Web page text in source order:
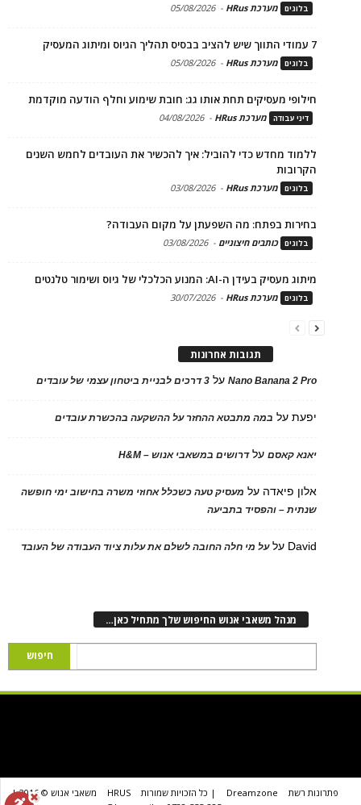
בלוגים מערכת HRus -
05/08/2026
7 עמודי התווך שיש להציב בבסיס תהליך הגיוס ומיתוג המעסיק
בלוגים מערכת HRus -
05/08/2026
חילופי מעסיקים תחת אותו גג: חובת שימוע וחלף הודעה מוקדמת
דיני עבודה מערכת HRus -
04/08/2026
ללמוד מחדש כדי להוביל: איך להכשיר את העובדים לחמש השנים
הקרובות
בלוגים מערכת HRus -
03/08/2026
בחירות בפתח: מה השפעתן על מקום העבודה?
בלוגים כותבים חיצוניים -
03/08/2026
מיתוג מעסיק בעידן ה-AI: המנוע הכלכלי של גיוס ושימור טלנטים
בלוגים מערכת HRus -
30/07/2026
תגובות אחרונות
Nano Banana 2 Proעל 3 דרכים לבניית ביטחון עצמי של עובדים
יפעתעל במה מתבטא ההחזר על ההשקעה בהכשרת עובדים
יאנא קאסםעלדרושים במשאבי אנוש – H&M
אלון פיאדה על מעסיק טעה כשכלל אחוזי משרה בחישוב ימי חופשה
שנתית – והפסיד בתביעה
David עלעל מי חלה החובה לשלם את עלות ציוד העבודה של העובד
מנהל משאבי אנוש החיפוש שלך מתחיל כאן…
פתרונות רשת Dreamzone | כל הזכויות שמורות HRUS
משאבי אנוש © 2016 |